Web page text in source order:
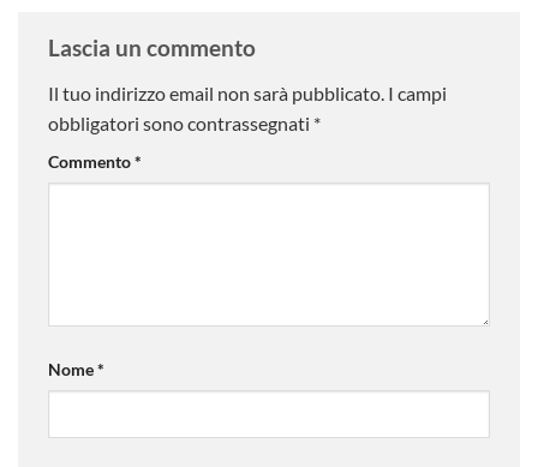
Lascia un commento
Il tuo indirizzo email non sarà pubblicato. I campi
obbligatori sono contrassegnati *
Commento*
Nome*